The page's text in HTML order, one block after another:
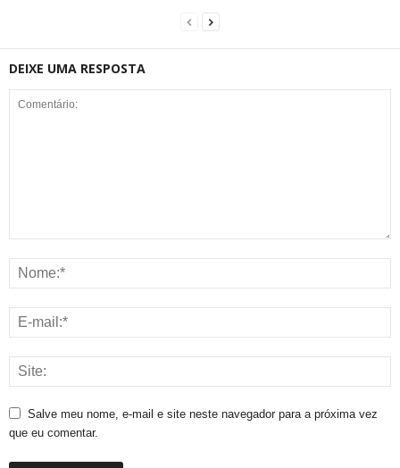
DEIXE UMA RESPOSTA
Salve meu nome, e-mail e site neste navegador para a próxima vez
que eu comentar.